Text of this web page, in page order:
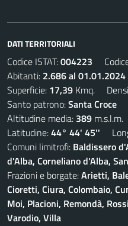
DATI TERRITORIALI
Codice ISTAT:004223
Abitanti: 2.686 al 01.01.2024
Superficie: 17,39 Kmq.
Santo patrono:Santa Croce
Altitudine media: 389 m.s.l.m.
Latitudine:44° 44' 45''
Comuni limitrofi: Baldissero
d'Alba, Corneliano d'Alba,
Frazioni e borgate:Arietti,
Cioretti, Ciura, Colombaio,
Moi, Placioni, Remondà,
Varodio, Villa